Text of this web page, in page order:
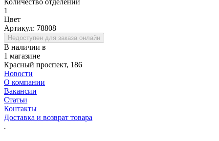
1
Цвет
Артикул: 78808
Недоступен для заказа онлайн
В наличии в
1 магазине
Красный проспект, 186
Новости
О компании
Вакансии
Статьи
Контакты
Доставка и возврат товара
.